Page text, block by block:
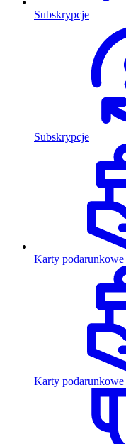
Subskrypcje
Subskrypcje
Karty podarunkowe
Karty podarunkowe